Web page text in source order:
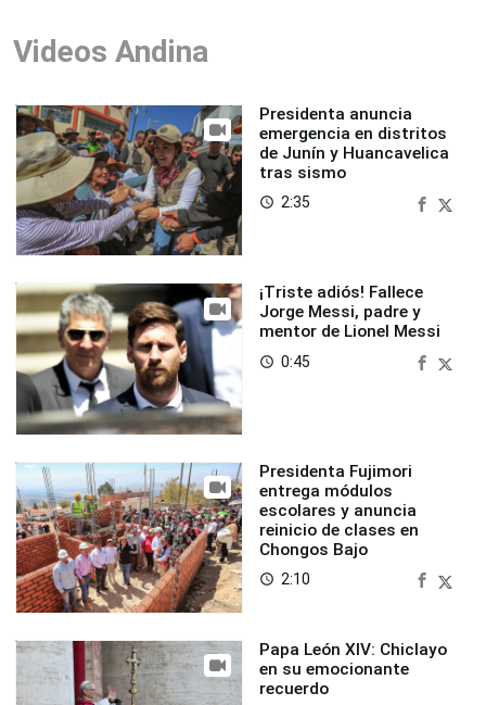
Videos Andina
Presidenta anuncia
emergencia en distritos
de Junín y Huancavelica
tras sismo
access_time 2:35
¡Triste adiós! Fallece
Jorge Messi, padre y
mentor de Lionel Messi
access_time 0:45
Presidenta Fujimori
entrega módulos
escolares y anuncia
reinicio de clases en
Chongos Bajo
access_time 2:10
Papa León XIV: Chiclayo
en su emocionante
recuerdo